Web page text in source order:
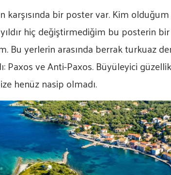
karşısında bir poster var. Kim
hiç değiştirmediğim bu posterin
Bu yerlerin arasında berrak turkuaz
Paxos ve Anti-Paxos. Büyüleyici
henüz nasip olmadı.